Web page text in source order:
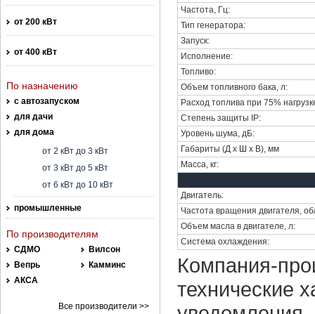
от 200 кВт
от 400 кВт
По назначению
с автозапуском
для дачи
для дома
от 2 кВт до 3 кВт
от 3 кВт до 5 кВт
от 6 кВт до 10 кВт
промышленные
По производителям
СДМО
Вилсон
Вепрь
Камминс
АКСА
Все производители >>
Частота, Гц:
Тип генератора:
Запуск:
Исполнение:
Топливо:
Объем топливного бака, л:
Расход топлива при 75%
Степень защиты IP:
Уровень шума, дБ:
Габариты (Д х Ш х В), мм
Масса, кг:
Двигатель:
Частота вращения двигателя,
Объем масла в двигателе, л:
Система охлаждения:
Компания-
технические